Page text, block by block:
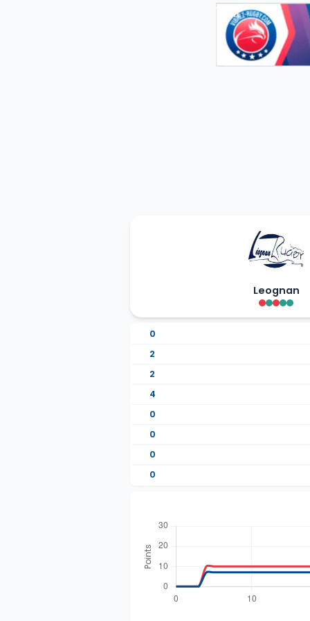
Leognan
0
2
2
4
0
0
0
0